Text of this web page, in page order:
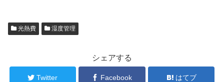
光熱費 湿度管理
シェアする
Twitter Facebook はてブ